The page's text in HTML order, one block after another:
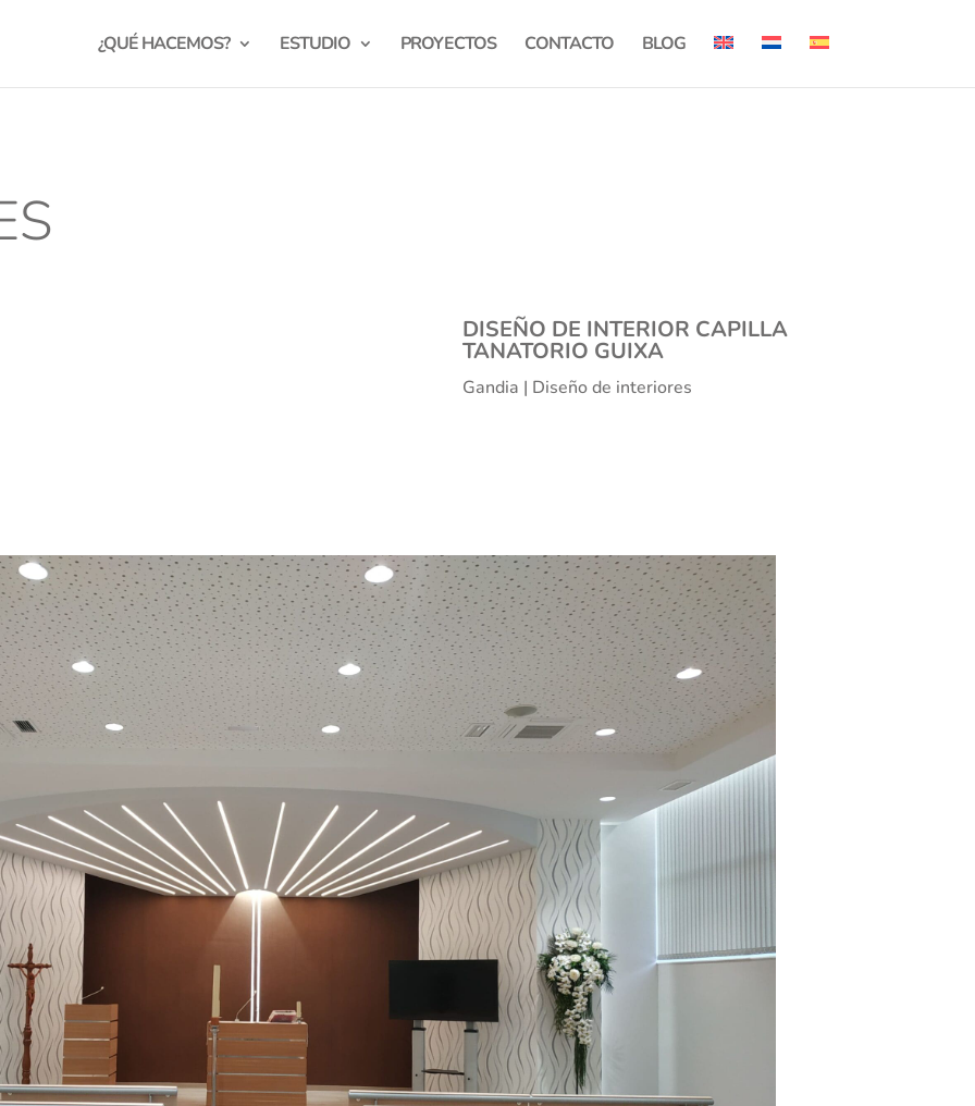
¿QUÉ HACEMOS? ESTUDIO PROYECTOS CONTACTO BLOG
DISEÑO DE INTERIOR CAPILLA
TANATORIO GUIXA
Gandia | Diseño de interiores